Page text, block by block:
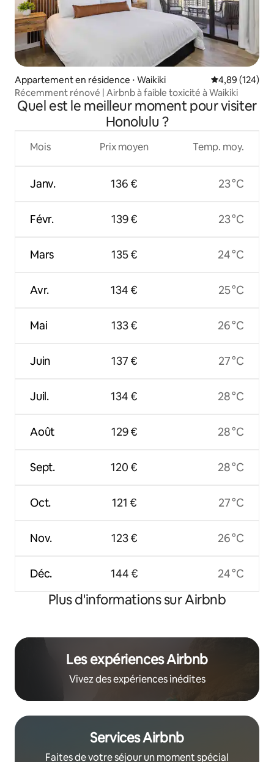
Appartement en résidence ⋅ Waikiki Évaluation
4,89 (124)
Récemment rénové | Airbnb à faible toxicité à Waikiki
Quel est le meilleur moment pour visiter
Honolulu ?
Mois
Janv.
Févr.
Mars
Avr.
Mai
Juin
Juil.
Août
Sept.
Oct.
Nov.
Déc.
Prix moyen
136 €
139 €
135 €
134 €
133 €
137 €
134 €
129 €
120 €
121 €
123 €
144 €
Temp. moy.
23 °C
23 °C
24 °C
25 °C
26 °C
27 °C
28 °C
28 °C
28 °C
27 °C
26 °C
24 °C
Plus d'informations sur Airbnb
Les expériences Airbnb
Vivez des expériences inédites
Services Airbnb
Faites de votre séjour un moment spécial